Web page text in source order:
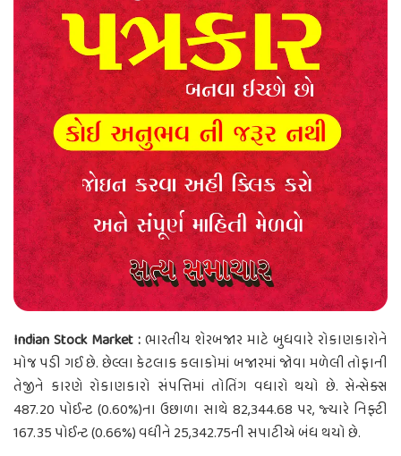
Indian Stock Market :ભારતીય શેરબજાર માટે બુધવારે રોકાણકારોને
મોજ પડી ગઈ છે. છેલ્લા કેટલાક કલાકોમાં બજારમાં જોવા મળેલી તોફાની
તેજીને કારણે રોકાણકારો સંપત્તિમાં તોતિંગ વધારો થયો છે. સેન્સેક્સ
487.20 પોઈન્ટ (0.60%)ના ઉછાળા સાથે 82,344.68 પર, જ્યારે નિફ્ટી
167.35 પોઈન્ટ (0.66%) વધીને 25,342.75ની સપાટીએ બંધ થયો છે.